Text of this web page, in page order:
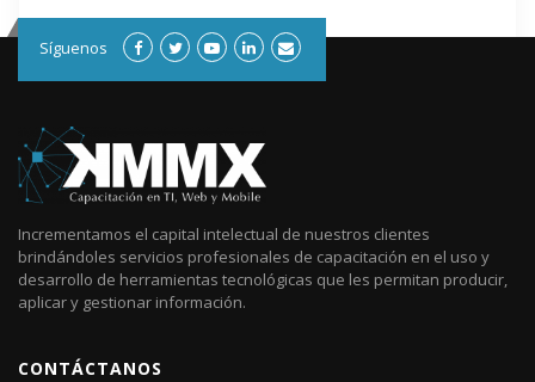
Síguenos
Incrementamos el capital intelectual de nuestros clientes
brindándoles servicios profesionales de capacitación en el uso y
desarrollo de herramientas tecnológicas que les permitan producir,
aplicar y gestionar información.
CONTÁCTANOS